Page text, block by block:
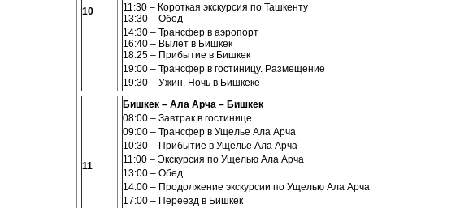
10
11:30 – Короткая экскурсия по Ташкенту
13:30 – Обед
14:30 – Трансфер в аэропорт
16:40 – Вылет в Бишкек
18:25 – Прибытие в Бишкек
19:00 – Трансфер в гостиницу. Размещение
19:30 – Ужин. Ночь в Бишкеке
11
Бишкек – Ала Арча – Бишкек
08:00 – Завтрак в гостинице
09:00 – Трансфер в Ущелье Ала Арча
10:30 – Прибытие в Ущелье Ала Арча
11:00 – Экскурсия по Ущелью Ала Арча
13:00 – Обед
14:00 – Продолжение экскурсии по Ущелью Ала Арча
17:00 – Переезд в Бишкек